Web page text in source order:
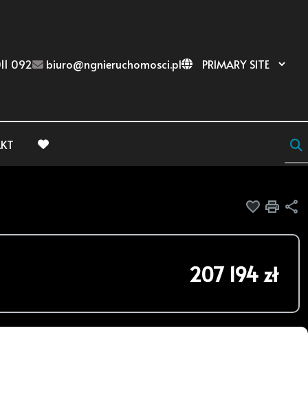
092 biuro@ngnieruchomosci.pl
favorite
Dodaj
207 194 zł